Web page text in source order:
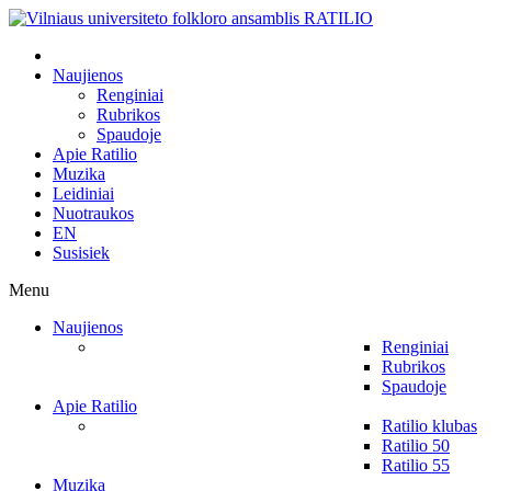
Naujienos
Renginiai
Rubrikos
Spaudoje
Apie Ratilio
Muzika
Leidiniai
Nuotraukos
EN
Susisiek
Menu
Naujienos
Renginiai
Rubrikos
Spaudoje
Apie Ratilio
Ratilio klubas
Ratilio 50
Ratilio 55
Muzika